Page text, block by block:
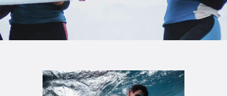
TIENDA FAMILY SURFERS
WEBCAM SALINAS
PEDIDOS